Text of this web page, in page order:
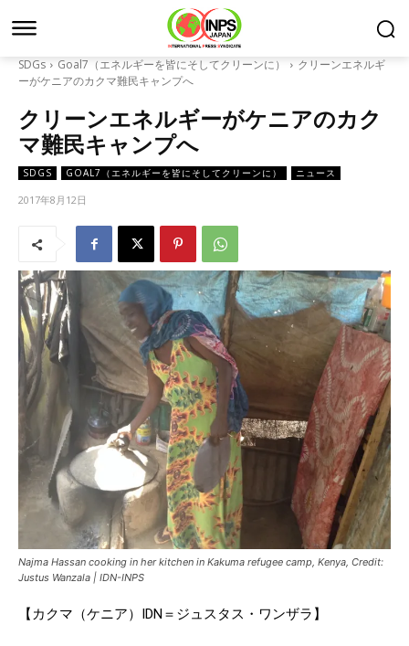
SDGs Goal7（エネルギーを皆にそしてクリーンに）
クリーンエネルギ
ーがケニアのカクマ難民キャンプへ
クリーンエネルギーがケニアのカク
マ難民キャンプへ
SDGS GOAL7（エネルギーを皆にそしてクリーンに） ニュース
2017年8月12日
Najma Hassan cooking in her kitchen in Kakuma refugee camp, Kenya, Credit:
Justus Wanzala | IDN-INPS
【カクマ（ケニア）IDN＝ジュスタス・ワンザラ】